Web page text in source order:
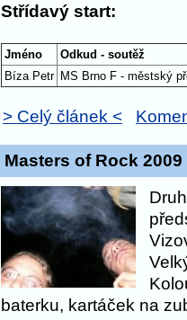
Střídavý start:
Jméno
Odkud - soutěž
Bíza Petr MS Brno F - městský
> Celý článek <
Masters of Rock 2009
baterku, kartáček na